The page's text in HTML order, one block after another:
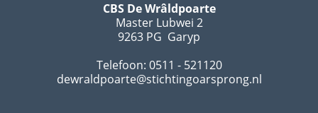
CBS De Wrâldpoarte
Master Lubwei 2
9263 PG Garyp
Telefoon: 0511 - 521120
dewraldpoarte@stichtingoarsprong.nl